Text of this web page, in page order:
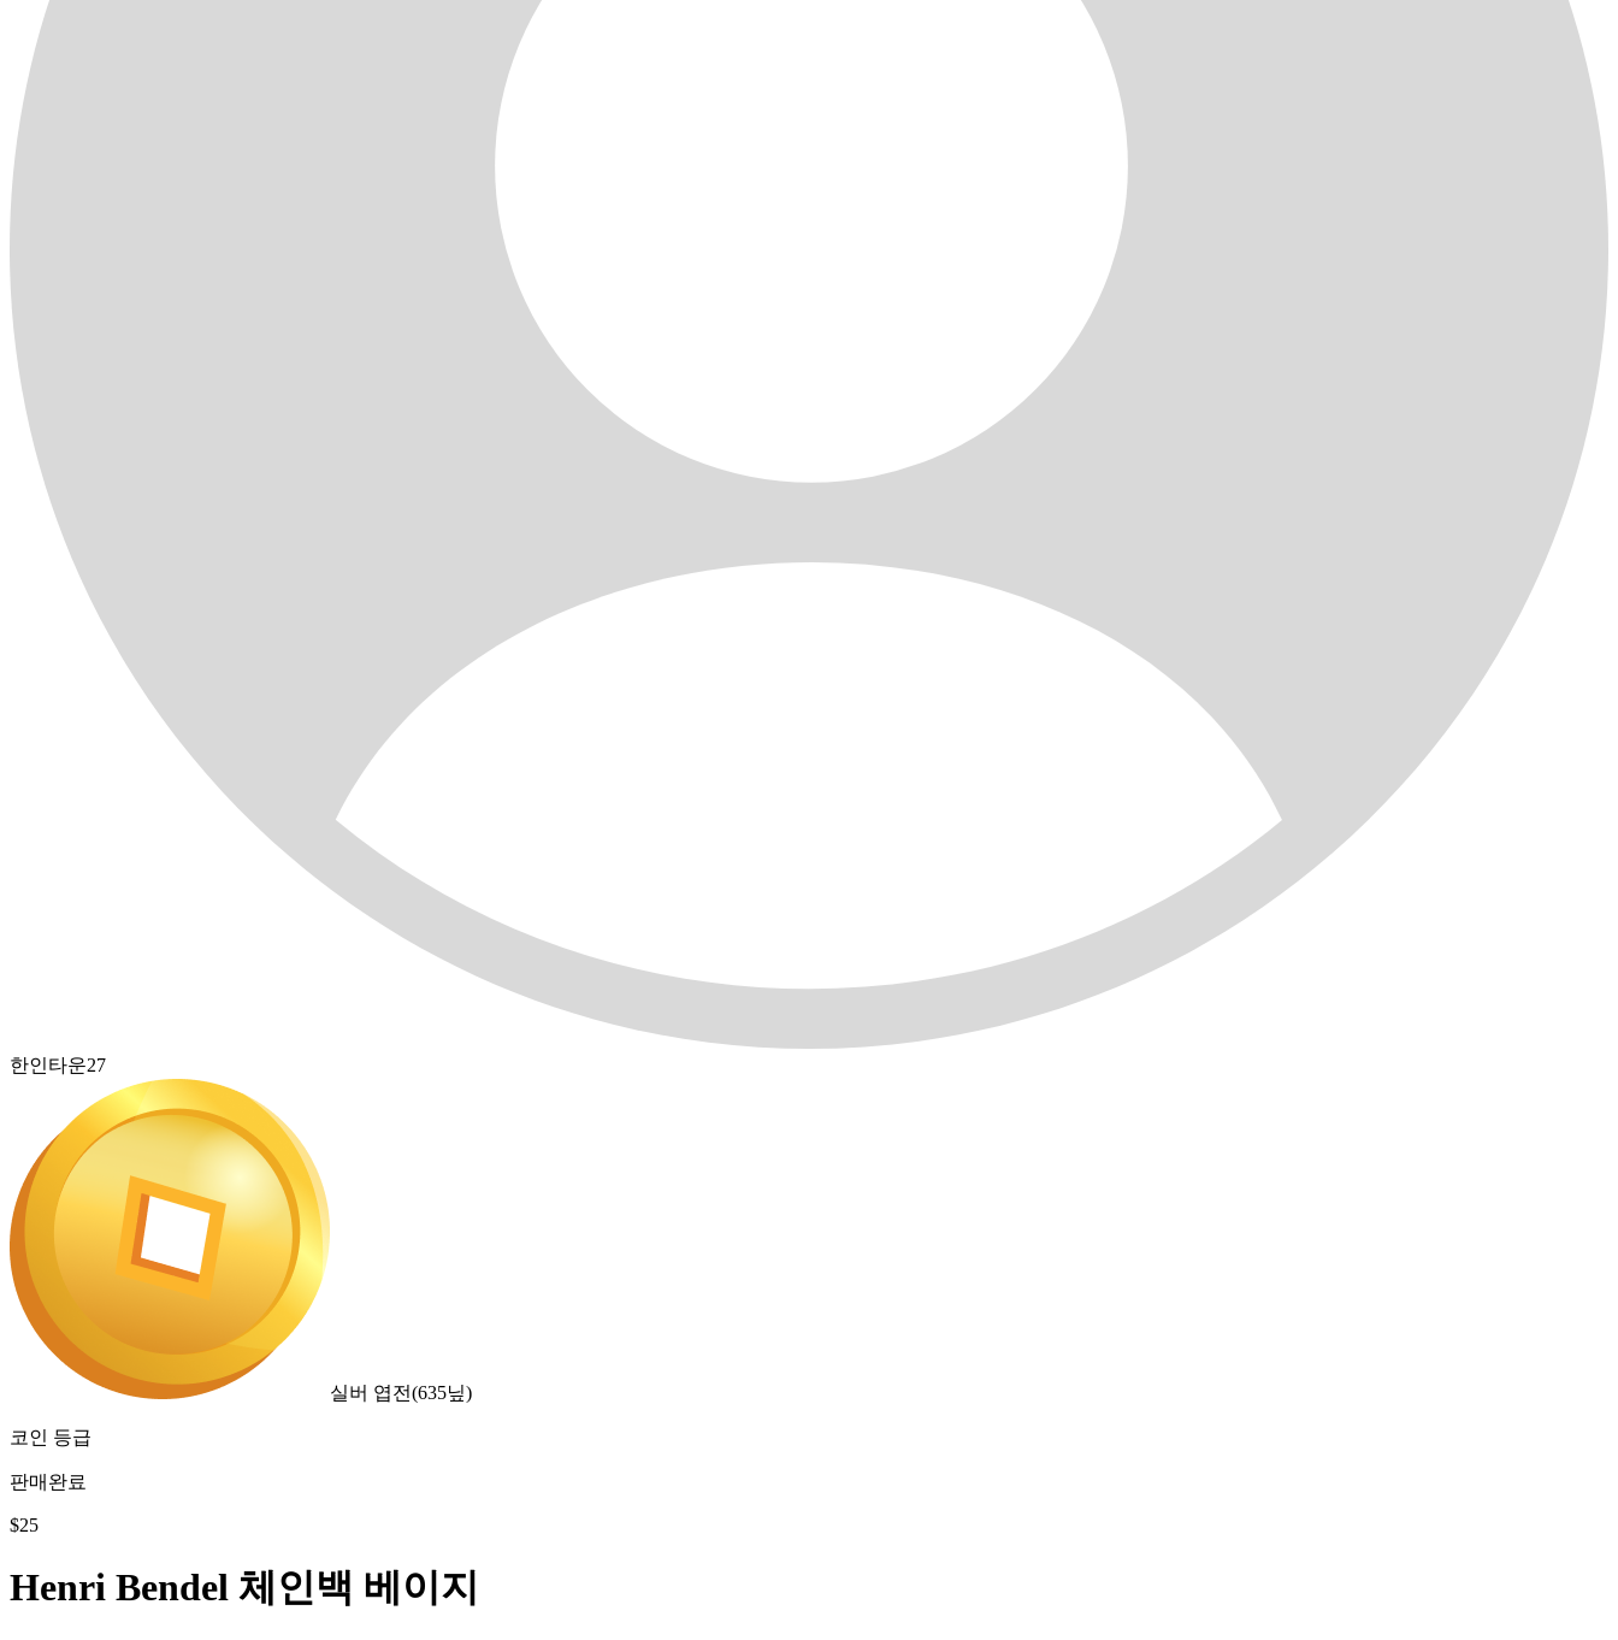
한인타운27
실버 엽전(635닢)
코인 등급
판매완료
$25
Henri Bendel 체인백 베이지